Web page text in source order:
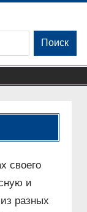
Поиск
своего
и
разных